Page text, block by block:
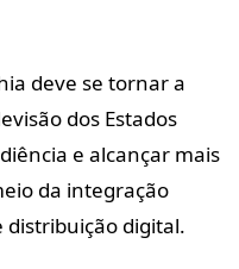
deve se tornar a
dos Estados
e alcançar mais
da integração
digital.